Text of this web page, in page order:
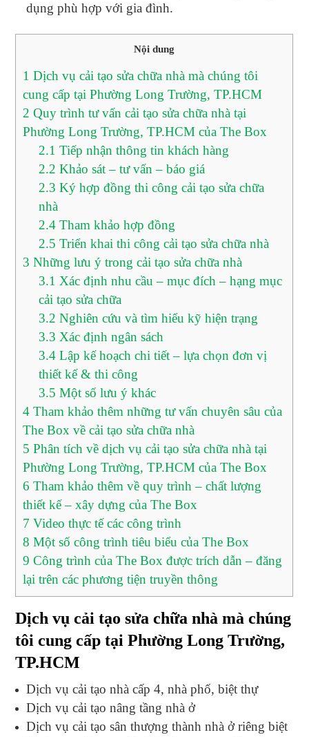
dụng phù hợp với gia đình.
Nội dung
1 Dịch vụ cải tạo sửa chữa nhà mà chúng tôi
cung cấp tại Phường Long Trường, TP.HCM
2 Quy trình tư vấn cải tạo sửa chữa nhà tại
Phường Long Trường, TP.HCM của The Box
2.1 Tiếp nhận thông tin khách hàng
2.2 Khảo sát – tư vấn – báo giá
2.3 Ký hợp đồng thi công cải tạo sửa chữa
nhà
2.4 Tham khảo hợp đồng
2.5 Triển khai thi công cải tạo sửa chữa nhà
3 Những lưu ý trong cải tạo sửa chữa nhà
3.1 Xác định nhu cầu – mục đích – hạng mục
cải tạo sửa chữa
3.2 Nghiên cứu và tìm hiểu kỹ hiện trạng
3.3 Xác định ngân sách
3.4 Lập kế hoạch chi tiết – lựa chọn đơn vị
thiết kế & thi công
3.5 Một số lưu ý khác
4 Tham khảo thêm những tư vấn chuyên sâu của
The Box về cải tạo sửa chữa nhà
5 Phân tích về dịch vụ cải tạo sửa chữa nhà tại
Phường Long Trường, TP.HCM của The Box
6 Tham khảo thêm về quy trình – chất lượng
thiết kế – xây dựng của The Box
7 Video thực tế các công trình
8 Một số công trình tiêu biểu của The Box
9 Công trình của The Box được trích dẫn – đăng
lại trên các phương tiện truyền thông
Dịch vụ cải tạo sửa chữa nhà mà chúng
tôi cung cấp tại Phường Long Trường,
TP.HCM
Dịch vụ cải tạo nhà cấp 4, nhà phố, biệt thự
Dịch vụ cải tạo nâng tầng nhà ở
Dịch vụ cải tạo sân thượng thành nhà ở riêng biệt